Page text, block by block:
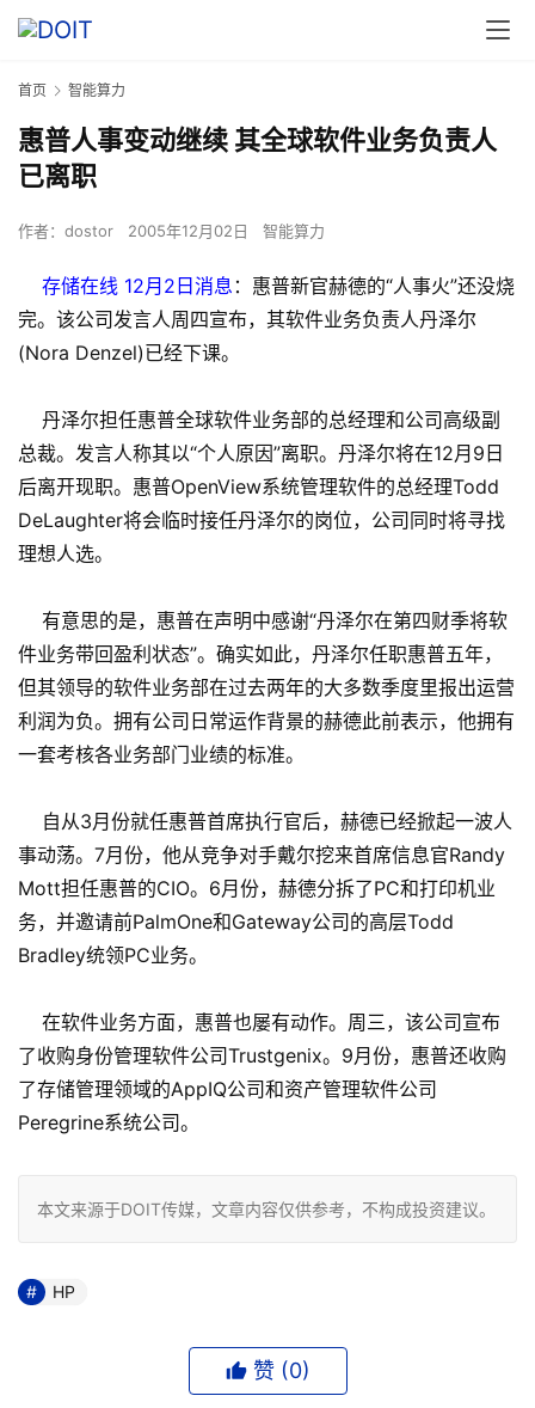
首页 智能算力
惠普人事变动继续 其全球软件业务负责人
已离职
作者： dostor 2005年12月02日 智能算力
存储在线 12月2日消息 ：惠普新官赫德的“人事火”还没烧
完。该公司发言人周四宣布，其软件业务负责人丹泽尔
(Nora Denzel)已经下课。
丹泽尔担任惠普全球软件业务部的总经理和公司高级副
总裁。发言人称其以“个人原因”离职。丹泽尔将在12月9日
后离开现职。惠普OpenView系统管理软件的总经理Todd
DeLaughter将会临时接任丹泽尔的岗位，公司同时将寻找
理想人选。
有意思的是，惠普在声明中感谢“丹泽尔在第四财季将软
件业务带回盈利状态”。确实如此，丹泽尔任职惠普五年，
但其领导的软件业务部在过去两年的大多数季度里报出运营
利润为负。拥有公司日常运作背景的赫德此前表示，他拥有
一套考核各业务部门业绩的标准。
自从3月份就任惠普首席执行官后，赫德已经掀起一波人
事动荡。7月份，他从竞争对手戴尔挖来首席信息官Randy
Mott担任惠普的CIO。6月份，赫德分拆了PC和打印机业
务，并邀请前PalmOne和Gateway公司的高层Todd
Bradley统领PC业务。
在软件业务方面，惠普也屡有动作。周三，该公司宣布
了收购身份管理软件公司Trustgenix。9月份，惠普还收购
了存储管理领域的AppIQ公司和资产管理软件公司
Peregrine系统公司。
本文来源于DOIT传媒，文章内容仅供参考，不构成投资建议。
HP
赞 (0)